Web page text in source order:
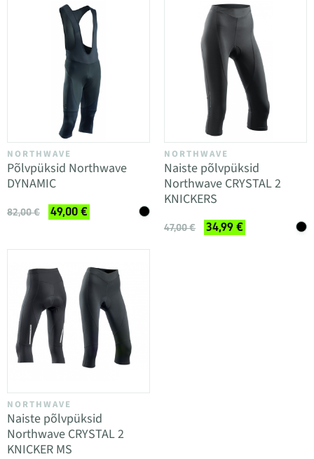
NORTHWAVE
Põlvpüksid Northwave
DYNAMIC
82,00 € 49,00 €
NORTHWAVE
Naiste põlvpüksid
Northwave CRYSTAL 2
KNICKERS
47,00 € 34,99 €
NORTHWAVE
Naiste põlvpüksid
Northwave CRYSTAL 2
KNICKER MS